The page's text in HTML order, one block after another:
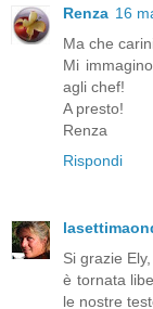
Renza 16
Ma che
Mi
agli chef!
A presto!
Renza
Rispondi
Si grazie
è tornata
le nostre